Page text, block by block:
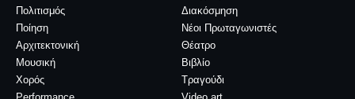
Διακόσμηση
Πολιτισμός
Νέοι Πρωταγωνιστές
Ποίηση
Θέατρο
Αρχιτεκτονική
Βιβλίο
Μουσική
Τραγούδι
Χορός